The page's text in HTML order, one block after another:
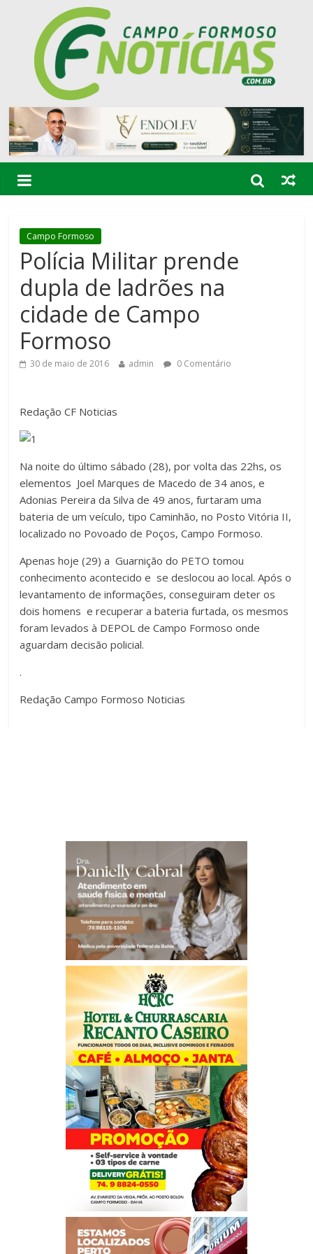
Campo Formoso
Polícia Militar prende
dupla de ladrões na
cidade de Campo
Formoso
30 de maio de 2016 admin 0 Comentário
Redação CF Noticias
Na noite do último sábado (28), por volta das 22hs, os
elementos Joel Marques de Macedo de 34 anos, e
Adonias Pereira da Silva de 49 anos, furtaram uma
bateria de um veículo, tipo Caminhão, no Posto Vitória II,
localizado no Povoado de Poços, Campo Formoso.
Apenas hoje (29) a Guarnição do PETO tomou
conhecimento acontecido e se deslocou ao local. Após o
levantamento de informações, conseguiram deter os
dois homens e recuperar a bateria furtada, os mesmos
foram levados à DEPOL de Campo Formoso onde
aguardam decisão policial.
.
Redação Campo Formoso Noticias